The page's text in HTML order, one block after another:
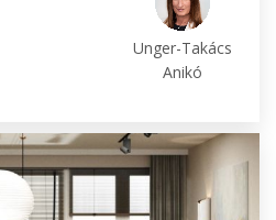
Unger-Takács
Anikó